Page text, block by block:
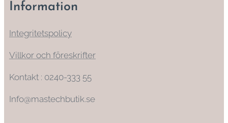
Information
Integritetspolicy
Villkor och föreskrifter
Kontakt : 0240-333 55
Info@mastechbutik.se